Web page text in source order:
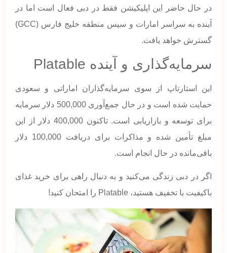
در حال حاضر این اپلیکیشن فقط در دبی فعال است اما در
آینده به سراسر امارات و سپس منطقه خلیج فارس (GCC)
گسترش خواهد یافت.
سرمایه‌گذاری و آینده Platable
این استارتاپ از سوی سرمایه‌گذاران اماراتی و سعودی
حمایت شده است و در حال جمع‌آوری 500,000 دلار سرمایه
برای توسعه و بازاریابی است. تاکنون 400,000 دلار از این
مبلغ تأمین شده و مذاکرات برای دریافت 100,000 دلار
باقی‌مانده در حال انجام است.
اگر در دبی زندگی می‌کنید و به دنبال راهی برای خرید غذای
باکیفیت با تخفیف هستید، Platable را امتحان کنید!